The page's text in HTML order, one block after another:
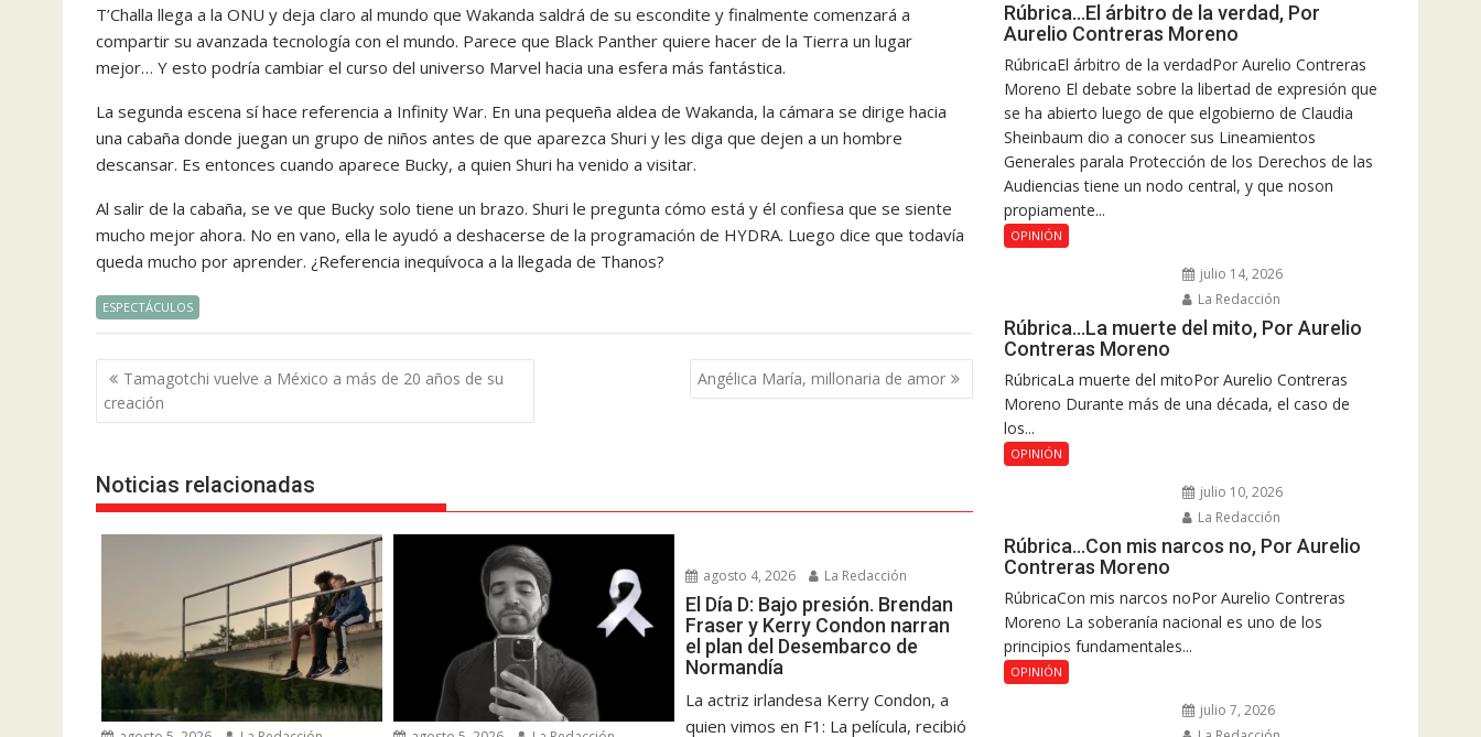
T’Challa llega a la ONU y deja claro al mundo que Wakanda saldrá de su escondite y finalmente comenzará a
compartir su avanzada tecnología con el mundo. Parece que Black Panther quiere hacer de la Tierra un lugar
mejor… Y esto podría cambiar el curso del universo Marvel hacia una esfera más fantástica.
La segunda escena sí hace referencia a Infinity War. En una pequeña aldea de Wakanda, la cámara se dirige hacia
una cabaña donde juegan un grupo de niños antes de que aparezca Shuri y les diga que dejen a un hombre
descansar. Es entonces cuando aparece Bucky, a quien Shuri ha venido a visitar.
Al salir de la cabaña, se ve que Bucky solo tiene un brazo. Shuri le pregunta cómo está y él confiesa que se siente
mucho mejor ahora. No en vano, ella le ayudó a deshacerse de la programación de HYDRA. Luego dice que todavía
queda mucho por aprender. ¿Referencia inequívoca a la llegada de Thanos?
ESPECTÁCULOS
Navegación
de
entradas
Tamagotchi vuelve a México a más de 20 años de su
creación
Angélica María, millonaria de amor
Noticias relacionadas
agosto 4, 2026 La Redacción
El Día D: Bajo presión. Brendan
Fraser y Kerry Condon narran
el plan del Desembarco de
Normandía
La actriz irlandesa Kerry Condon, a
quien vimos en F1: La película, recibió
Rúbrica…El árbitro de la verdad, Por
Aurelio Contreras Moreno
RúbricaEl árbitro de la verdadPor Aurelio Contreras
Moreno El debate sobre la libertad de expresión que
se ha abierto luego de que elgobierno de Claudia
Sheinbaum dio a conocer sus Lineamientos
Generales parala Protección de los Derechos de las
Audiencias tiene un nodo central, y que noson
propiamente...
OPINIÓN
julio 14, 2026
La Redacción
Rúbrica…La muerte del mito, Por Aurelio
Contreras Moreno
RúbricaLa muerte del mitoPor Aurelio Contreras
Moreno Durante más de una década, el caso de
los...
OPINIÓN
julio 10, 2026
La Redacción
Rúbrica…Con mis narcos no, Por Aurelio
Contreras Moreno
RúbricaCon mis narcos noPor Aurelio Contreras
Moreno La soberanía nacional es uno de los
principios fundamentales...
OPINIÓN
julio 7, 2026